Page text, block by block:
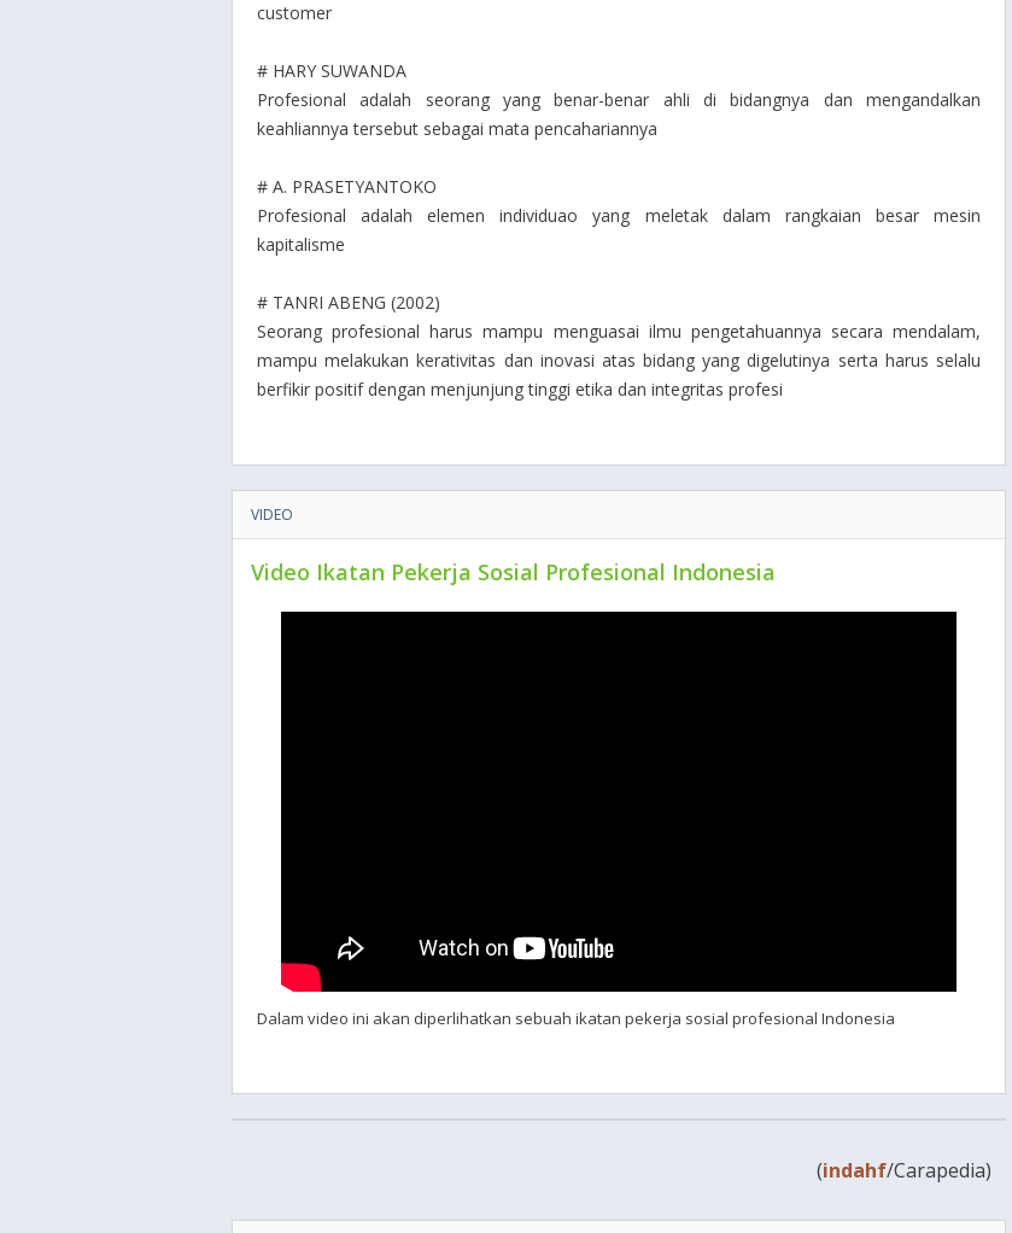
customer
# HARY SUWANDA
Profesional adalah seorang yang benar-benar ahli di bidangnya dan mengandalkan
keahliannya tersebut sebagai mata pencahariannya
# A. PRASETYANTOKO
Profesional adalah elemen individuao yang meletak dalam rangkaian besar mesin
kapitalisme
# TANRI ABENG (2002)
Seorang profesional harus mampu menguasai ilmu pengetahuannya secara mendalam,
mampu melakukan kerativitas dan inovasi atas bidang yang digelutinya serta harus selalu
berfikir positif dengan menjunjung tinggi etika dan integritas profesi
VIDEO
Video Ikatan Pekerja Sosial Profesional Indonesia
Dalam video ini akan diperlihatkan sebuah ikatan pekerja sosial profesional Indonesia
(indahf/Carapedia)